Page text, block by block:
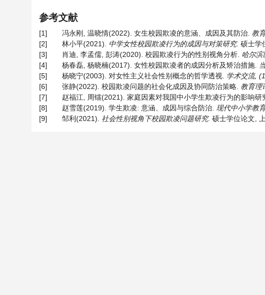
参考文献
[1] 冯永刚, 温晓情(2022). 女生校园欺凌的意涵、成因及其防治. 教
[2]
林小平(2021). 中学女性校园欺凌行为的成因与对策研究. 硕士学
[3]
肖迪, 李孟儒, 彭涛(2020). 校园欺凌行为的性别视角分析. 哈尔滨
[4]
杨春磊, 杨晓楠(2017). 女性校园欺凌者的成因分析及矫治措施.
[5]
杨晓宁(2003). 对女性主义社会性别概念的哲学透视. 学术交流,
[6]
张静(2022). 校园欺凌问题的社会化成因及协同防治策略. 教育理
[7]
赵福江, 周镭(2021). 家庭因素对我国中小学生欺凌行为的影响
[8]
赵雪莲(2019). 学生欺凌: 意涵、成因与综合防治. 现代中小学教
[9]
邹利(2021). 社会性别视角下校园欺凌问题研究. 硕士学位论文,